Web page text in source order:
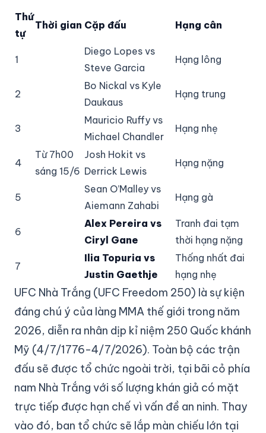
Thứ
tự
Thời gian Cặp đấu Hạng cân
1
Từ 7h00
sáng 15/6
Diego Lopes vs
Steve Garcia
Hạng lông
2
Bo Nickal vs Kyle
Daukaus
Hạng trung
3
Mauricio Ruffy vs
Michael Chandler
Hạng nhẹ
4
Josh Hokit vs
Derrick Lewis
Hạng nặng
5
Sean O’Malley vs
Aiemann Zahabi
Hạng gà
6
Alex Pereira vs
Ciryl Gane
Tranh đai tạm
thời hạng nặng
7
Ilia Topuria vs
Justin Gaethje
Thống nhất đai
hạng nhẹ
UFC Nhà Trắng (UFC Freedom 250) là sự kiện
đáng chú ý của làng MMA thế giới trong năm
2026, diễn ra nhân dịp kỉ niệm 250 Quốc khánh
Mỹ (4/7/1776-4/7/2026). Toàn bộ các trận
đấu sẽ được tổ chức ngoài trời, tại bãi cỏ phía
nam Nhà Trắng với số lượng khán giả có mặt
trực tiếp được hạn chế vì vấn đề an ninh. Thay
vào đó, ban tổ chức sẽ lắp màn chiếu lớn tại